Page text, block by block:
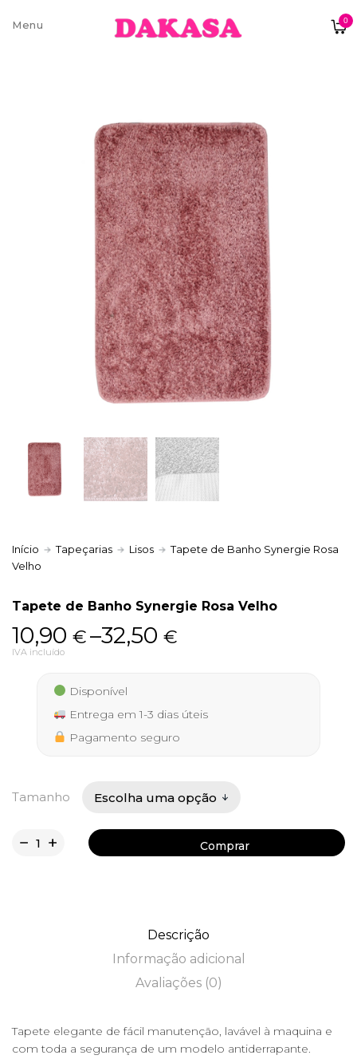
0
Sobre nós
Pagamentos e Envios
Trocas e Devoluções
Termos e condições
Início Tapeçarias Lisos
Tapete de Banho Synergie Rosa
Velho
Tapete de Banho Synergie Rosa Velho
10,90 €–32,50€
Price
range:
10,90 €
through
32,50 €
IVA incluído
Disponível
Entrega em 1-3 dias úteis
Pagamento seguro
Tamanho
Comprar
Descrição
Informação adicional
Avaliações (0)
Tapete elegante de fácil manutenção, lavável à maquina e
com toda a segurança de um modelo antiderrapante.